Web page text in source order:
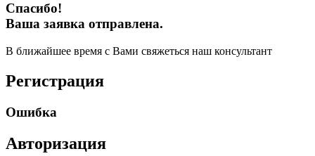
Спасибо!
Ваша заявка отправлена.
В ближайшее время с Вами свяжеться наш консультант
Регистрация
Ошибка
Авторизация